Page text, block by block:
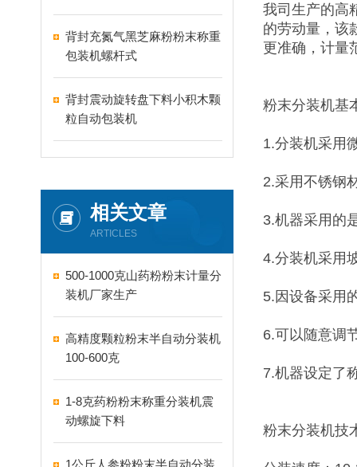
背封充氮气黑芝麻粉粉末称重
包装机螺杆式
背封震动旋转盘下料小积木颗
粒自动包装机
相关文章
ARTICLES
500-1000克山药粉粉末计量分
装机厂家生产
高精度颗粒粉末半自动分装机
100-600克
1-8克药粉粉末称重分装机震
动螺旋下料
1公斤人参粉粉末半自动分装
我司生产的高
的劳动量，该
更准确，计量
粉末分装机基
1.分装机采用
2.采用不锈钢
3.机器采用的
4.分装机采用
5.因设备采用
6.可以随意调
7.机器设定了
粉末分装机技